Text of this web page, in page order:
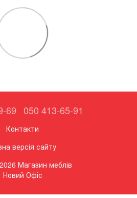
69 050 413-65-91
Контакти
версія сайту
Магазин меблів
Новий Офіс